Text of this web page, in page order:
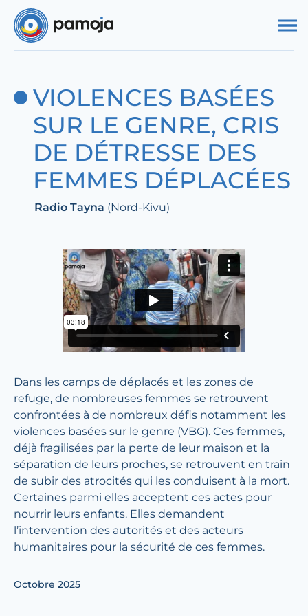
VIOLENCES BASÉES
SUR LE GENRE, CRIS
DE DÉTRESSE DES
FEMMES DÉPLACÉES
Radio Tayna (Nord-Kivu)
Dans les camps de déplacés et les zones de
refuge, de nombreuses femmes se retrouvent
confrontées à de nombreux défis notamment les
violences basées sur le genre (VBG). Ces femmes,
déjà fragilisées par la perte de leur maison et la
séparation de leurs proches, se retrouvent en train
de subir des atrocités qui les conduisent à la mort.
Certaines parmi elles acceptent ces actes pour
nourrir leurs enfants. Elles demandent
l’intervention des autorités et des acteurs
humanitaires pour la sécurité de ces femmes.
Octobre 2025